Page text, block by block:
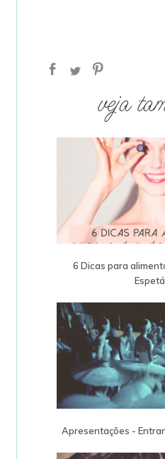
veja
6 Dicas para
Apresentações -